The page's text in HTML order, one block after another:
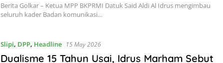
Berita Golkar – Ketua MPP BKPRMI Datuk Said Aldi Al Idrus mengimbau
seluruh kader Badan komunikasi…
Slipi, DPP, Headline 15 May 2026
Dualisme 15 Tahun Usai, Idrus Marham Sebut